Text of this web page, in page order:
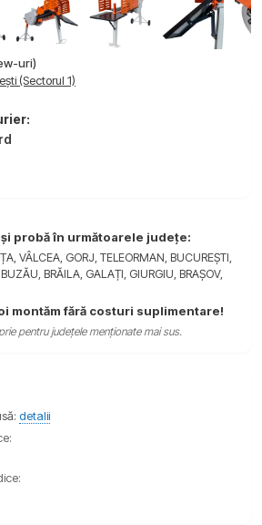
uri)
(Sectorul 1)
probă în următoarele județe:
VÂLCEA, GORJ, TELEORMAN, BUCUREȘTI,
BRĂILA, GALAȚI, GIURGIU, BRAȘOV,
montăm fără costuri suplimentare!
pentru județele menționate mai sus.
detalii